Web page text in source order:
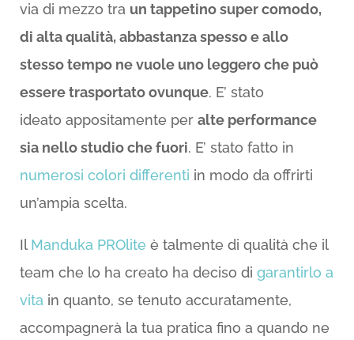
via di mezzo tra un tappetino super comodo,
di alta qualità, abbastanza spesso e allo
stesso tempo ne vuole uno leggero che può
essere trasportato ovunque. E’ stato
ideato appositamente per alte performance
sia nello studio che fuori. E’ stato fatto in
numerosi colori differenti in modo da offrirti
un’ampia scelta.
Il Manduka PROlite è talmente di qualità che il
team che lo ha creato ha deciso di garantirlo a
vita in quanto, se tenuto accuratamente,
accompagnerà la tua pratica fino a quando ne